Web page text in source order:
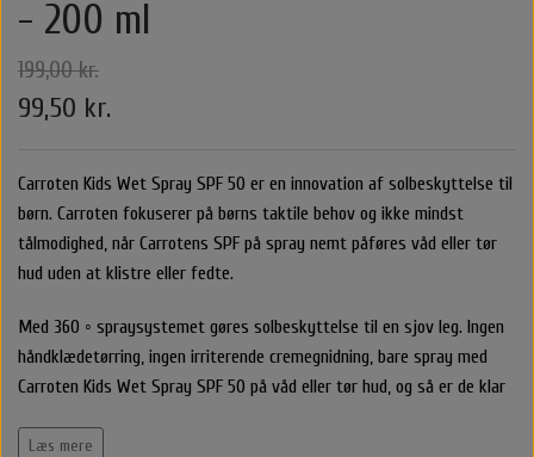
O&M - OriginalMineral
Libling Håraccessories
Leave in / Balsam spray
Saltvandspray & Volumespray
Hovedbundsproblemer
Hovedbundsproblemer
Rejse størelser
Hårprodukter
Til Mænd
Stylingprodukter
Solcreme
Make up
Føntørrer
Hårbørster
Alm. Børster
Yuaia børster
Accessories
Smykker
O&M - OriginalMineral
- 200 ml
199,00 kr.
99,50 kr.
Carroten Kids Wet Spray SPF 50 er en innovation af solbeskyttelse til
børn. Carroten fokuserer på børns taktile behov og ikke mindst
tålmodighed, når Carrotens SPF på spray nemt påføres våd eller tør
hud uden at klistre eller fedte.
Med 360 ◦ spraysystemet gøres solbeskyttelse til en sjov leg. Ingen
håndklædetørring, ingen irriterende cremegnidning, bare spray med
Carroten Kids Wet Spray SPF 50 på våd eller tør hud, og så er de klar
Læs mere